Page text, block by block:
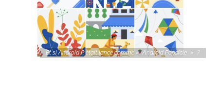
Et si Android P était lancé comme « Android Popsicle » ?